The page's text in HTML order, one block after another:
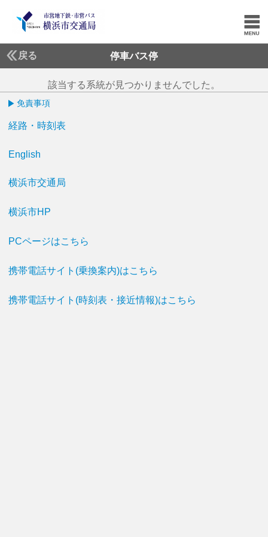
戻る 停車バス停
該当する系統が見つかりませんでした。
免責事項
経路・時刻表
English
横浜市交通局
横浜市HP
PCページはこちら
携帯電話サイト(乗換案内)はこちら
携帯電話サイト(時刻表・接近情報)はこちら